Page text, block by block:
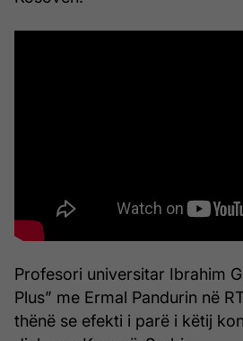
Profesori universitar Ibrahim
Plus” me Ermal Pandurin në
thënë se efekti i parë i këtij